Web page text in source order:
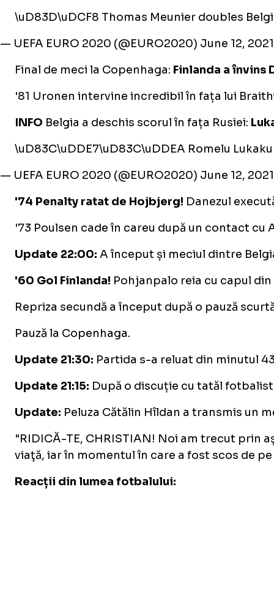
\uD83D\uDCF8 Thomas Meunier doubles
— UEFA EURO 2020 (@EURO2020) June 12, 2021
Final de meci la Copenhaga: Finlanda a învins
'81 Uronen intervine incredibil în fața lui
INFO Belgia a deschis scorul în fața Rusiei:
\uD83C\uDDE7\uD83C\uDDEA Romelu
— UEFA EURO 2020 (@EURO2020) June 12, 2021
'74 Penalty ratat de Hojbjerg! Danezul
'73 Poulsen cade în careu după un contact
Update 22:00: A început și meciul dintre
'60 Gol Finlanda! Pohjanpalo reia cu capul
Repriza secundă a început după o pauză
Pauză la Copenhaga.
Update 21:30: Partida s-a reluat din minutul
Update 21:15: După o discuție cu tatăl
Update: Peluza Cătălin Hîldan a transmis un
"RIDICĂ-TE, CHRISTIAN! Noi am trecut prin
viaţă, iar în momentul în care a fost scos de
Reacții din lumea fotbalului: